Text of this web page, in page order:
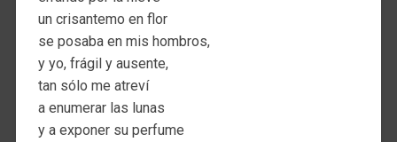
un crisantemo en flor
se posaba en mis hombros,
y yo, frágil y ausente,
tan sólo me atreví
a enumerar las lunas
y a exponer su perfume